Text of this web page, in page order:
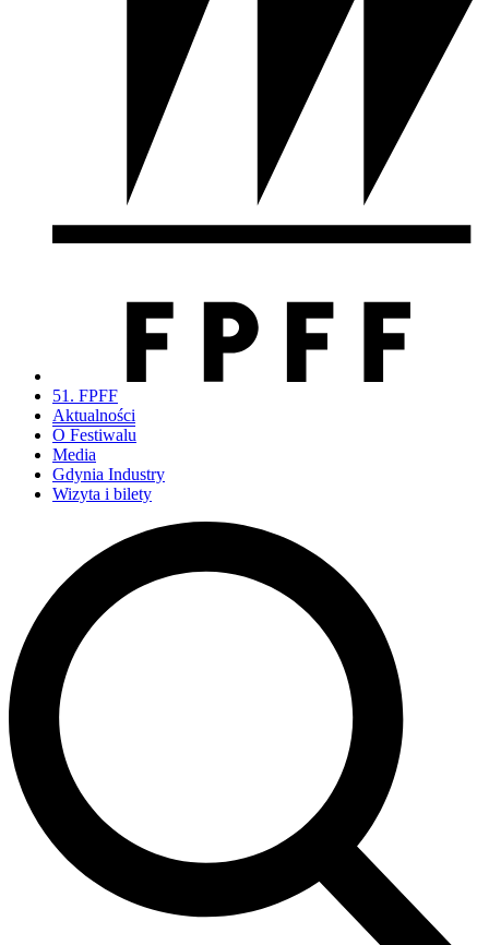
51. FPFF
Aktualności
O Festiwalu
Media
Gdynia Industry
Wizyta i bilety